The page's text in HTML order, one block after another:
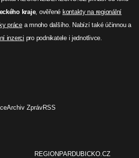
kraje, ověřené kontakty na regionální
prácea mnoho dalšího. Nabízí také účinnou a
inzerci pro podnikatele i jednotlivce.
Archiv ZprávRSS
REGIONPARDUBICKO.CZ